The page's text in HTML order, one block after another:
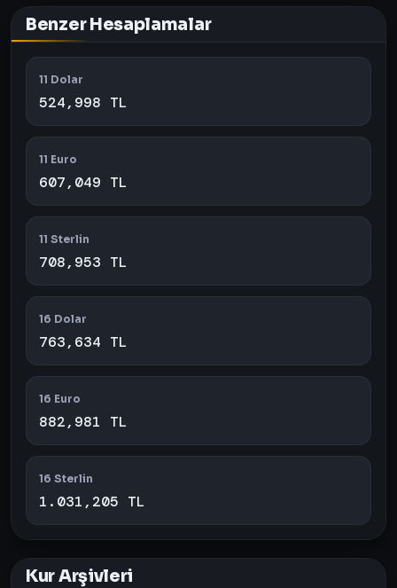
Benzer Hesaplamalar
11 Dolar
524,998 TL
11 Euro
607,049 TL
11 Sterlin
708,953 TL
16 Dolar
763,634 TL
16 Euro
882,981 TL
16 Sterlin
1.031,205 TL
Kur Arşivleri